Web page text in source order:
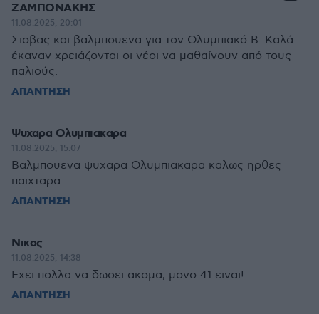
ΖΑΜΠΟΝΑΚΗΣ
11.08.2025, 20:01
Σιοβας και βαλμπουενα για τον Ολυμπιακό Β. Καλά
έκαναν χρειάζονται οι νέοι να μαθαίνουν από τους
παλιούς.
ΑΠΑΝΤΗΣΗ
Ψυχαρα Ολυμπιακαρα
11.08.2025, 15:07
Βαλμπουενα ψυχαρα Ολυμπιακαρα καλως ηρθες
παιχταρα
ΑΠΑΝΤΗΣΗ
Νικος
11.08.2025, 14:38
Εχει πολλα να δωσει ακομα, μονο 41 ειναι!
ΑΠΑΝΤΗΣΗ